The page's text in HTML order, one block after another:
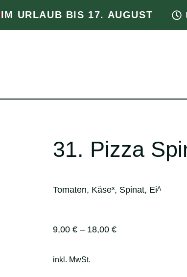
IM URLAUB BIS 17. AUGUST
31. Pizza
Tomaten, Käse³, Spinat, Eiᴬ
9,00 € – 18,00 €
inkl. MwSt.